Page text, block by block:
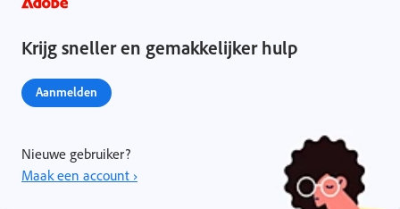
Krijg sneller en gemakkelijker hulp
Aanmelden
Nieuwe gebruiker?
Maak een account ›